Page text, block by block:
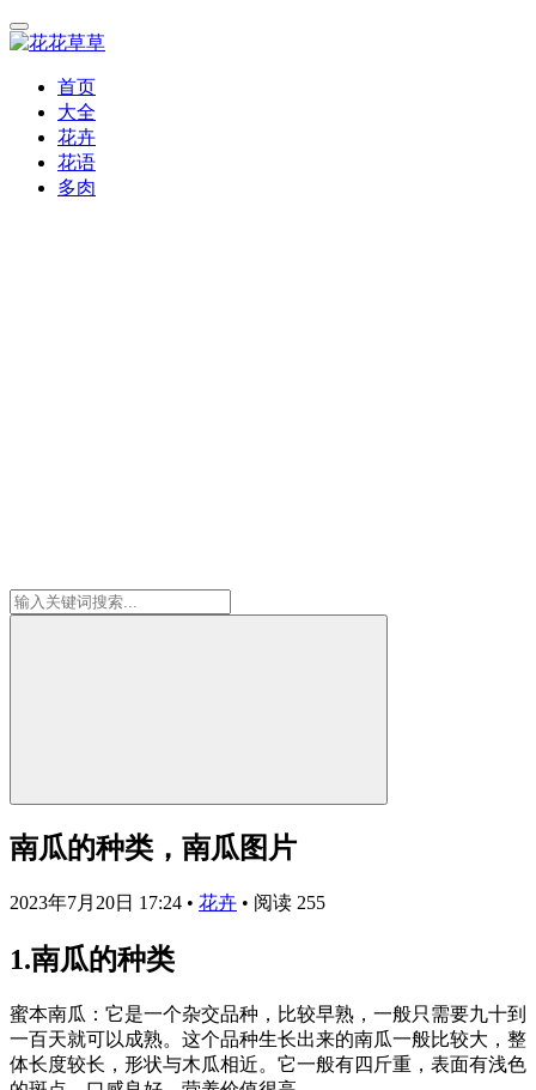
首页
大全
花卉
花语
多肉
南瓜的种类，南瓜图片
2023年7月20日 17:24 • 花卉 • 阅读 255
1.南瓜的种类
蜜本南瓜：它是一个杂交品种，比较早熟，一般只需要九十到
一百天就可以成熟。这个品种生长出来的南瓜一般比较大，整
体长度较长，形状与木瓜相近。它一般有四斤重，表面有浅色